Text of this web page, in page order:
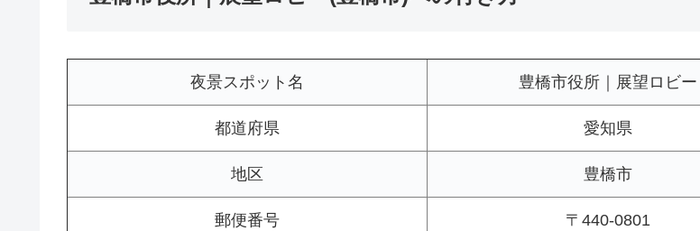
夜景スポット名 豊橋市役所｜展望ロビー
都道府県 愛知県
地区 豊橋市
郵便番号 〒440-0801